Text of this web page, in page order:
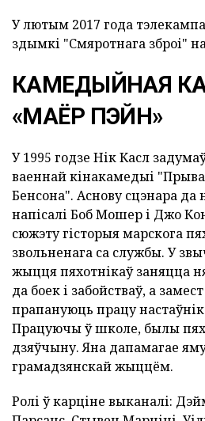
У лютым 2017 года
здымкі "Смяротнага зброі"
КАМЕДЫЙНАЯ
«МАЁР ПЭЙН»
У 1995 годзе Нік Касл
ваеннай кінакамедыі
Бенсона". Аснову сцэнара да
напісалі Боб Мошер і Джо
сюжэту гісторыя марскога
звольненага са службы. У
жыцця пяхотнікаў заняцца
да боек і забойстваў, а
прапануюць працу
Працуючы ў школе, былы
дзяўчыну. Яна дапамагае
грамадзянскай жыццём.
Ролі ў карціне выканалі: